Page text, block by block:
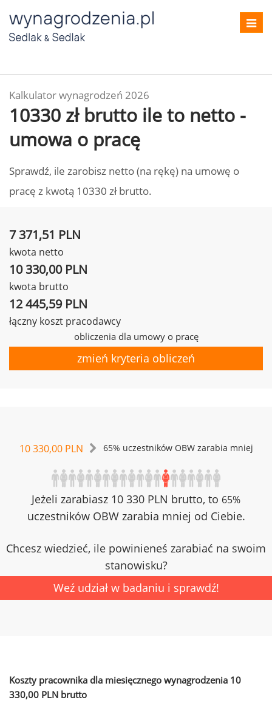
Kalkulator wynagrodzeń 2026
10330 zł brutto ile to netto -
umowa o pracę
Sprawdź, ile zarobisz netto (na rękę) na umowę o
pracę z kwotą 10330 zł brutto.
7 371,51 PLN
kwota netto
10 330,00 PLN
kwota brutto
12 445,59 PLN
łączny koszt pracodawcy
obliczenia dla umowy o pracę
zmień kryteria obliczeń
10 330,00 PLN 65% uczestników OBW zarabia mniej
Jeżeli zarabiasz 10 330 PLN brutto, to 65%
uczestników OBW zarabia mniej od Ciebie.
Chcesz wiedzieć, ile powinieneś zarabiać na swoim
stanowisku?
Weź udział w badaniu i sprawdź!
Koszty pracownika dla miesięcznego wynagrodzenia 10
330,00 PLN brutto